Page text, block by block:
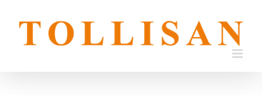
content